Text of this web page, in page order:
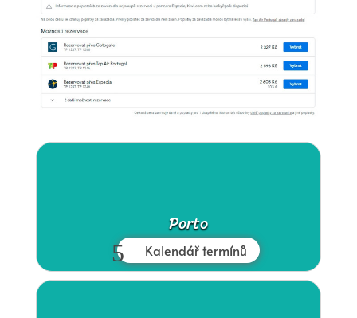
Porto
Kalendář termínů